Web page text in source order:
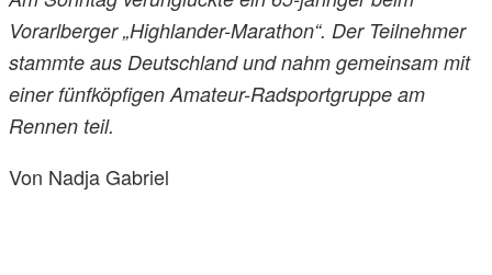
Vorarlberger „Highlander-Marathon“. Der Teilnehmer
stammte aus Deutschland und nahm gemeinsam mit
einer fünfköpfigen Amateur-Radsportgruppe am
Rennen teil.
Von Nadja Gabriel